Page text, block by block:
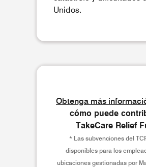
Unidos.
Obtenga más
cómo puede
TakeCare Relief
* Las subvenciones del
disponibles para los
ubicaciones gestionadas por